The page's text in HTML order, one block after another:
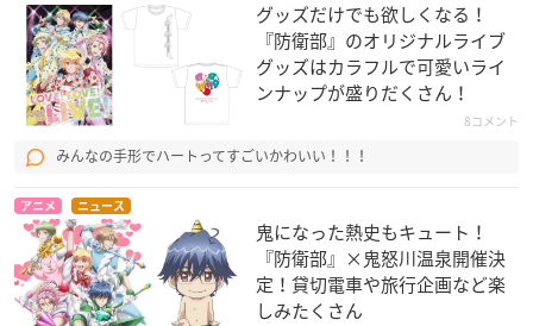
グッズだけでも欲しくなる！
『防衛部』のオリジナルライブ
グッズはカラフルで可愛いライ
ンナップが盛りだくさん！
8コメント
みんなの手形でハートってすごいかわいい！！！
アニメ ニュース
鬼になった熱史もキュート！
『防衛部』×鬼怒川温泉開催決
定！貸切電車や旅行企画など楽
しみたくさん